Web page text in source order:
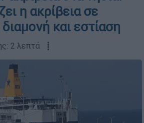
η ακρίβεια σε
και εστίαση
2 λεπτά ┋